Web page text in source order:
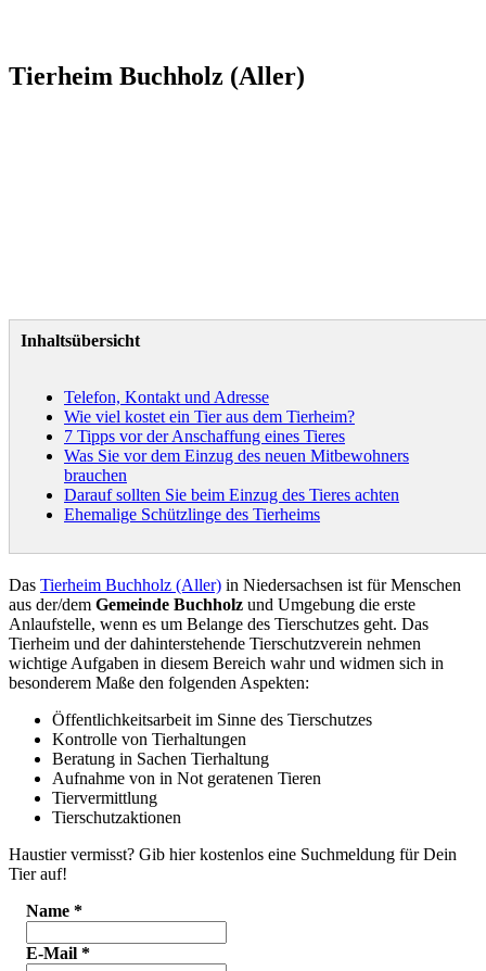
Tierheim Buchholz (Aller)
Inhaltsübersicht
Telefon, Kontakt und Adresse
Wie viel kostet ein Tier aus dem Tierheim?
7 Tipps vor der Anschaffung eines Tieres
Was Sie vor dem Einzug des neuen Mitbewohners
brauchen
Darauf sollten Sie beim Einzug des Tieres achten
Ehemalige Schützlinge des Tierheims
Das Tierheim Buchholz (Aller) in Niedersachsen ist für Menschen
aus der/dem Gemeinde Buchholz und Umgebung die erste
Anlaufstelle, wenn es um Belange des Tierschutzes geht. Das
Tierheim und der dahinterstehende Tierschutzverein nehmen
wichtige Aufgaben in diesem Bereich wahr und widmen sich in
besonderem Maße den folgenden Aspekten:
Öffentlichkeitsarbeit im Sinne des Tierschutzes
Kontrolle von Tierhaltungen
Beratung in Sachen Tierhaltung
Aufnahme von in Not geratenen Tieren
Tiervermittlung
Tierschutzaktionen
Haustier vermisst? Gib hier kostenlos eine Suchmeldung für Dein
Tier auf!
Name *
E-Mail *